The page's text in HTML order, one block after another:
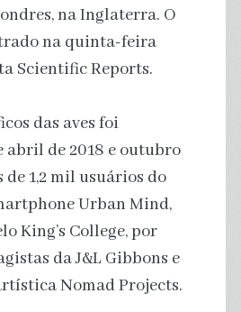
na Inglaterra. O
na quinta-feira
Scientific Reports.
das aves foi
abril de 2018 e outubro
de 1,2 mil usuários do
Urban Mind,
King’s College, por
da J&L Gibbons e
Nomad Projects.